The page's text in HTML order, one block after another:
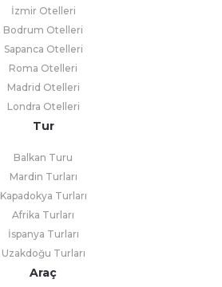
İzmir Otelleri
Bodrum Otelleri
Sapanca Otelleri
Roma Otelleri
Madrid Otelleri
Londra Otelleri
Tur
Balkan Turu
Mardin Turları
Kapadokya Turları
Afrika Turları
İspanya Turları
Uzakdoğu Turları
Araç